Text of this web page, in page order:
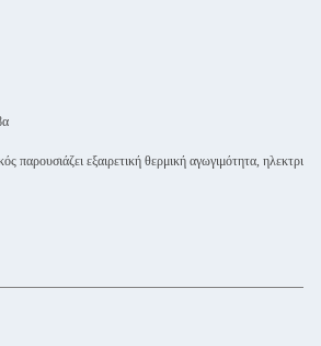
παρουσιάζει εξαιρετική θερμική αγωγιμότητα,